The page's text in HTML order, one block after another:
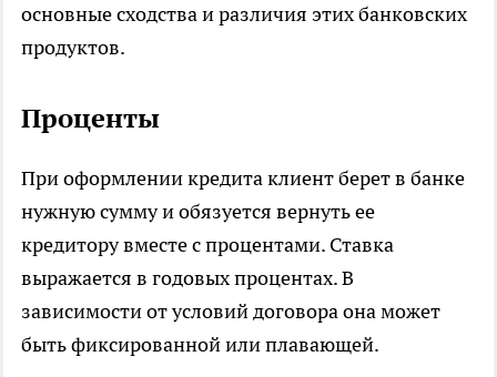
основные сходства и различия этих банковских
продуктов.
Проценты
При оформлении кредита клиент берет в банке
нужную сумму и обязуется вернуть ее
кредитору вместе с процентами. Ставка
выражается в годовых процентах. В
зависимости от условий договора она может
быть фиксированной или плавающей.